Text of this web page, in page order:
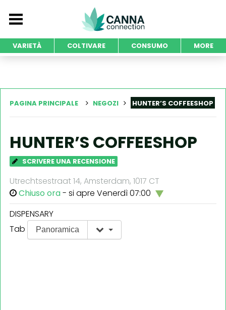
VARIETÀ COLTIVARE CONSUMO MORE
PAGINA PRINCIPALE NEGOZI HUNTER’S COFFEESHOP
HUNTER’S COFFEESHOP
SCRIVERE UNA RECENSIONE
Utrechtsestraat 14, Amsterdam, 1017 CT
Chiuso ora- si apre Venerdì 07:00
DISPENSARY
Tab
Panoramica